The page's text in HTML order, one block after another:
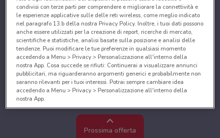
Prossima offerta
condivisi con terze parti per comprendere e migliorare la connettività e
le esperienze applicative sulle delle reti wireless, come meglio indicato
nel paragrafo 13.b della nostra Privacy Policy. Inoltre, i tuoi dati possono
anche essere utilizzati per la creazione di report, ricerche di mercato,
scientifiche e statistiche, analisi basate sulla posizione e analisi delle
tendenze. Puoi modificare le tue preferenze in qualsiasi momento
accedendo a Menu > Privacy > Personalizzazione all'interno della
nostra App. Cosa succede se rifiuti: Continuerai a visualizzare annunci
pubblicitari, ma riguarderanno argomenti generici e probabilmente non
saranno rilevanti per i tuoi interessi. Potrai sempre cambiare idea
accedendo a Menu > Privacy > Personalizzazione all'interno della
nostra App.
Noi e i nostri partner trattiamo i dati per fornire:
Utilizzare dati di geolocalizzazione precisi. Scansione attiva delle
caratteristiche del dispositivo ai fini dell’identificazione. Archiviare